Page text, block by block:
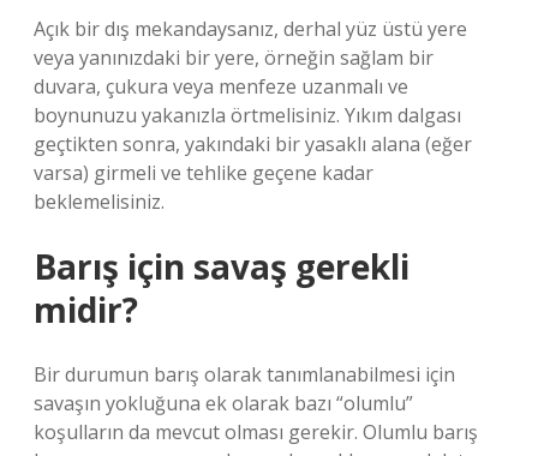
Açık bir dış mekandaysanız, derhal yüz üstü yere
veya yanınızdaki bir yere, örneğin sağlam bir
duvara, çukura veya menfeze uzanmalı ve
boynunuzu yakanızla örtmelisiniz. Yıkım dalgası
geçtikten sonra, yakındaki bir yasaklı alana (eğer
varsa) girmeli ve tehlike geçene kadar
beklemelisiniz.
Barış için savaş gerekli
midir?
Bir durumun barış olarak tanımlanabilmesi için
savaşın yokluğuna ek olarak bazı “olumlu”
koşulların da mevcut olması gerekir. Olumlu barış